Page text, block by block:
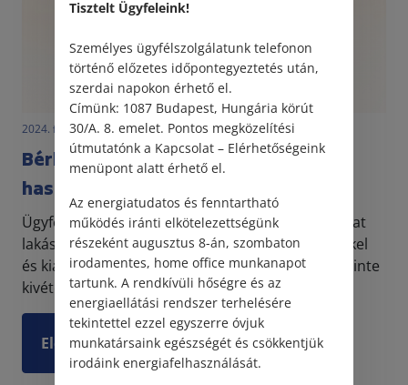
2024. február 27. • LegitiMoadmin
Bérlet és albérlet – ön is rosszul
használja?
Ügyfeleink minden nap megkeresik Társaságunkat
lakásbérleti szerződéssel kapcsolatos kérdéseikkel
és kialakult jogvitáikkal. Ezekben az esetekben szinte
kivétel nélkül az albérlet kifejezést haszná...
Elolvasom
Tisztelt Ügyfeleink!
Személyes ügyfélszolgálatunk telefonon
történő előzetes időpontegyeztetés után,
szerdai napokon érhető el.
Címünk: 1087 Budapest, Hungária körút
30/A. 8. emelet. Pontos megközelítési
útmutatónk a Kapcsolat – Elérhetőségeink
menüpont alatt érhető el.
Az energiatudatos és fenntartható
működés iránti elkötelezettségünk
részeként augusztus 8-án, szombaton
irodamentes, home office munkanapot
tartunk. A rendkívüli hőségre és az
energiaellátási rendszer terhelésére
tekintettel ezzel egyszerre óvjuk
munkatársaink egészségét és csökkentjük
irodáink energiafelhasználását.